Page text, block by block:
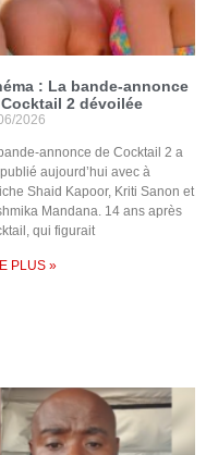
: La bande-annonce
2 dévoilée
2026
annonce de Cocktail 2 a
aujourd’hui avec à
Shaid Kapoor, Kriti Sanon et
Mandana. 14 ans après
qui figurait
PLUS »